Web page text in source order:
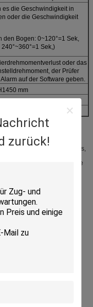
zurück!
es die Geschwindigkeit in
oder die Geschwindigkeit
den Bogen: 0~120°=1 Sek,
Sek,)
oder das
der Prüfer
auf der Software geben.
mm
ist für Laptops, Notebooks,
und
und die
Scharnier
um 360° messen
Englisch)